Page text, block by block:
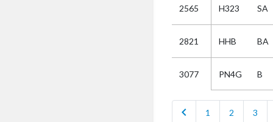
2565 H323 SA
2821 HHB BA
3077 PN4G B
chevron_left 1 2 3